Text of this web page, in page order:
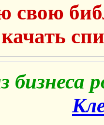
свою
бизнеса